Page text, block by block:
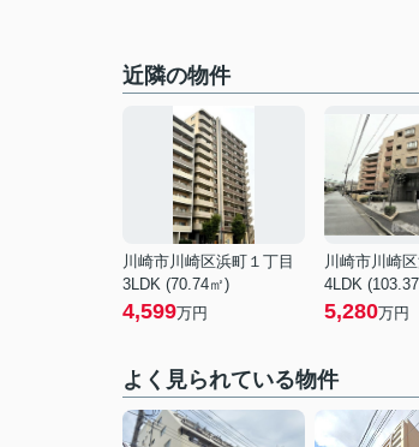
近隣の物件
川崎市川崎区浜町１丁目
3LDK (70.74㎡)
4,599万円
川崎市川崎
4LDK
5,280万円
よく見られている物件